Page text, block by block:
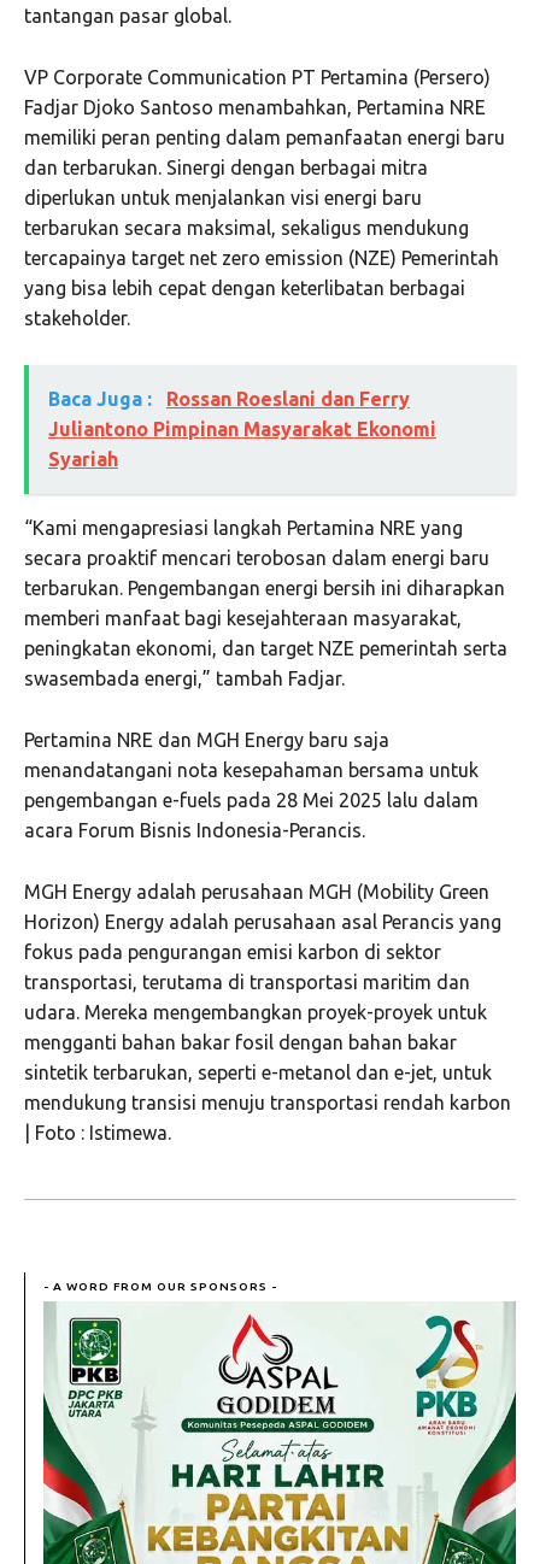
tantangan pasar global.
VP Corporate Communication PT Pertamina (Persero)
Fadjar Djoko Santoso menambahkan, Pertamina NRE
memiliki peran penting dalam pemanfaatan energi baru
dan terbarukan. Sinergi dengan berbagai mitra
diperlukan untuk menjalankan visi energi baru
terbarukan secara maksimal, sekaligus mendukung
tercapainya target net zero emission (NZE) Pemerintah
yang bisa lebih cepat dengan keterlibatan berbagai
stakeholder.
Baca Juga :
Rossan Roeslani dan Ferry
Juliantono Pimpinan Masyarakat Ekonomi
Syariah
“Kami mengapresiasi langkah Pertamina NRE yang
secara proaktif mencari terobosan dalam energi baru
terbarukan. Pengembangan energi bersih ini diharapkan
memberi manfaat bagi kesejahteraan masyarakat,
peningkatan ekonomi, dan target NZE pemerintah serta
swasembada energi,” tambah Fadjar.
Pertamina NRE dan MGH Energy baru saja
menandatangani nota kesepahaman bersama untuk
pengembangan e-fuels pada 28 Mei 2025 lalu dalam
acara Forum Bisnis Indonesia-Perancis.
MGH Energy adalah perusahaan MGH (Mobility Green
Horizon) Energy adalah perusahaan asal Perancis yang
fokus pada pengurangan emisi karbon di sektor
transportasi, terutama di transportasi maritim dan
udara. Mereka mengembangkan proyek-proyek untuk
mengganti bahan bakar fosil dengan bahan bakar
sintetik terbarukan, seperti e-metanol dan e-jet, untuk
mendukung transisi menuju transportasi rendah karbon
| Foto : Istimewa.
- A WORD FROM OUR SPONSORS -